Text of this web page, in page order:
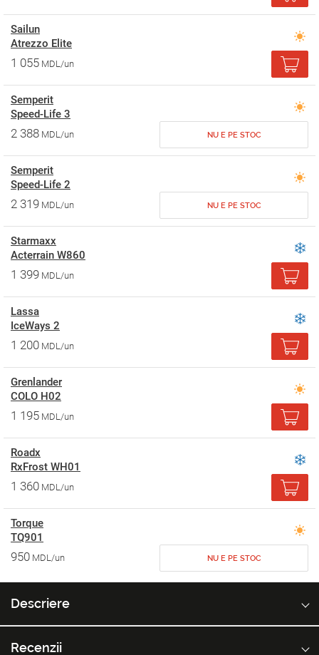
Sailun
Atrezzo Elite
1 055 MDL/un
Semperit
Speed-Life 3
2 388 MDL/un NU E PE STOC
Semperit
Speed-Life 2
2 319 MDL/un NU E PE STOC
Starmaxx
Acterrain W860
1 399 MDL/un
Lassa
IceWays 2
1 200 MDL/un
Grenlander
COLO H02
1 195 MDL/un
Roadx
RxFrost WH01
1 360 MDL/un
Torque
TQ901
950 MDL/un NU E PE STOC
Descriere
Recenzii